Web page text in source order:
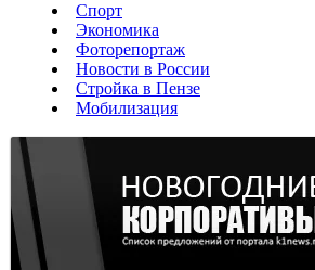
Спорт
Экономика
Фоторепортаж
Новости в России
Стройка в Пензе
Мобилизация